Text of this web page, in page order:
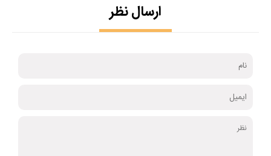
ارسال نظر